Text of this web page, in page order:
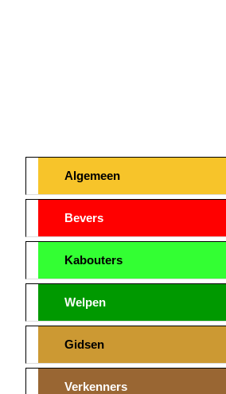
Algemeen
Bevers
Kabouters
Welpen
Gidsen
Verkenners